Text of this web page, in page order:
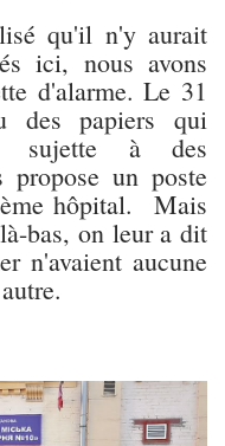
qu'il n'y aurait
ici, nous avons
d'alarme. Le 31
des papiers qui
sujette à des
propose un poste
hôpital. Mais
bas, on leur a dit
n'avaient aucune